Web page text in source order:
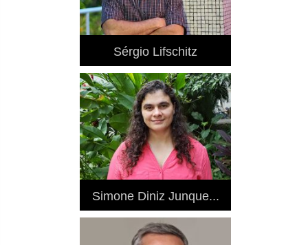
Sérgio Lifschitz
Simone Diniz Junque...